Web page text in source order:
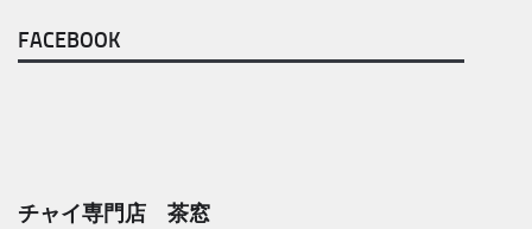
FACEBOOK
チャイ専門店 茶窓